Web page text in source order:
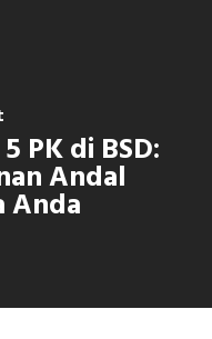
PK di BSD:
Andal
Anda